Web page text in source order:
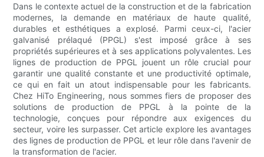
Dans le contexte actuel de la construction et de la fabrication
modernes, la demande en matériaux de haute qualité,
durables et esthétiques a explosé. Parmi ceux-ci, l'acier
galvanisé prélaqué (PPGL) s'est imposé grâce à ses
propriétés supérieures et à ses applications polyvalentes. Les
lignes de production de PPGL jouent un rôle crucial pour
garantir une qualité constante et une productivité optimale,
ce qui en fait un atout indispensable pour les fabricants.
Chez HiTo Engineering, nous sommes fiers de proposer des
solutions de production de PPGL à la pointe de la
technologie, conçues pour répondre aux exigences du
secteur, voire les surpasser. Cet article explore les avantages
des lignes de production de PPGL et leur rôle dans l'avenir de
la transformation de l'acier.